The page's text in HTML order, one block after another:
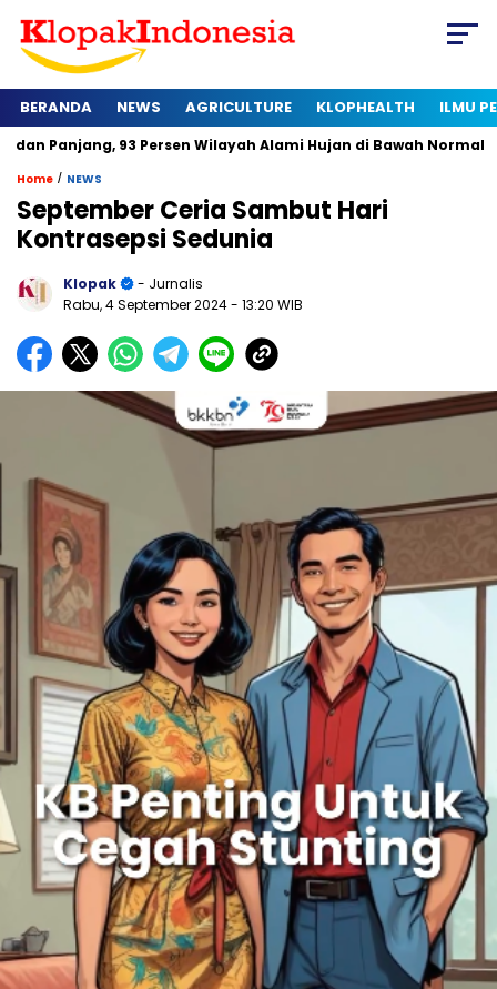
BERANDA NEWS AGRICULTURE KLOPHEALTH ILMU
93 Persen Wilayah Alami Hujan di Bawah Normal Kapan
Home / NEWS
September Ceria Sambut Hari
Kontrasepsi Sedunia
Klopak
- Jurnalis
Rabu, 4 September 2024- 13:20 WIB